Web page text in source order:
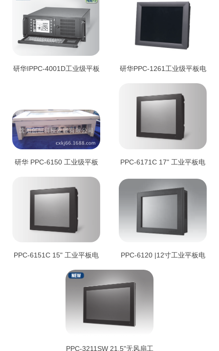
级平板电脑
研华IPPC-4001D工业级平板 研华PPC-1261工业级平板电
脑 专业自动化设备终端工业
研华 PPC-6150 工业级平板
电脑
PPC-6171C 17" 工业平板电
脑 兼容多种 Mini-ITX主版
PPC-6151C 15" 工业平板电
脑 兼容多种 Mini-ITX主板
PPC-6120 |12寸工业平板电
脑，搭载第四代IntelP
PPC-3211SW 21.5"无风扇工